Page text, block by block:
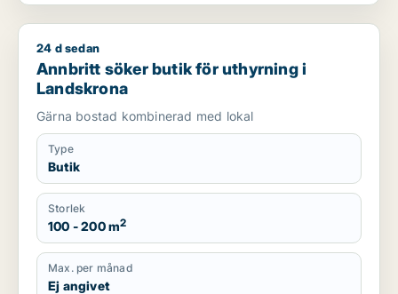
Annbritt söker butik för uthyrning i Landskrona
24 d sedan
Annbritt söker butik för uthyrning i
Landskrona
Gärna bostad kombinerad med lokal
Type
Butik
Storlek
100 - 200 m2
Max. per månad
Ej angivet